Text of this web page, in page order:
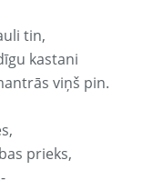
tin,
kastani
viņš pin.
prieks,